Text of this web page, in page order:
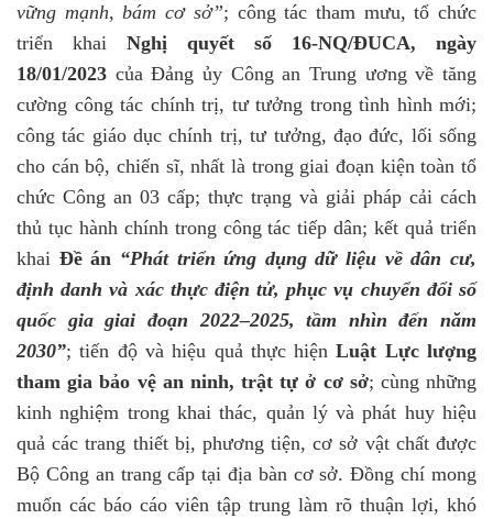
vững mạnh, bám cơ sở”; công tác tham mưu, tổ chức
triển khai Nghị quyết số 16-NQ/ĐUCA, ngày
18/01/2023 của Đảng ủy Công an Trung ương về tăng
cường công tác chính trị, tư tưởng trong tình hình mới;
công tác giáo dục chính trị, tư tưởng, đạo đức, lối sống
cho cán bộ, chiến sĩ, nhất là trong giai đoạn kiện toàn tổ
chức Công an 03 cấp; thực trạng và giải pháp cải cách
thủ tục hành chính trong công tác tiếp dân; kết quả triển
khai Đề án “Phát triển ứng dụng dữ liệu về dân cư,
định danh và xác thực điện tử, phục vụ chuyển đổi số
quốc gia giai đoạn 2022–2025, tầm nhìn đến năm
2030”; tiến độ và hiệu quả thực hiệnLuật Lực lượng
tham gia bảo vệ an ninh, trật tự ở cơ sở; cùng những
kinh nghiệm trong khai thác, quản lý và phát huy hiệu
quả các trang thiết bị, phương tiện, cơ sở vật chất được
Bộ Công an trang cấp tại địa bàn cơ sở. Đồng chí mong
muốn các báo cáo viên tập trung làm rõ thuận lợi, khó